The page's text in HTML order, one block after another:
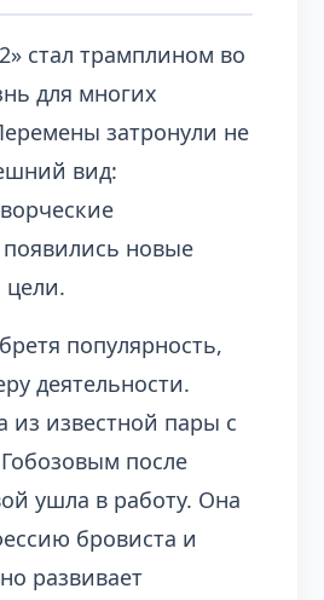
стал трамплином во
для многих
затронули не
вид:
новые
цели.
популярность,
деятельности.
из известной пары с
после
ушла в работу. Она
бровиста и
развивает